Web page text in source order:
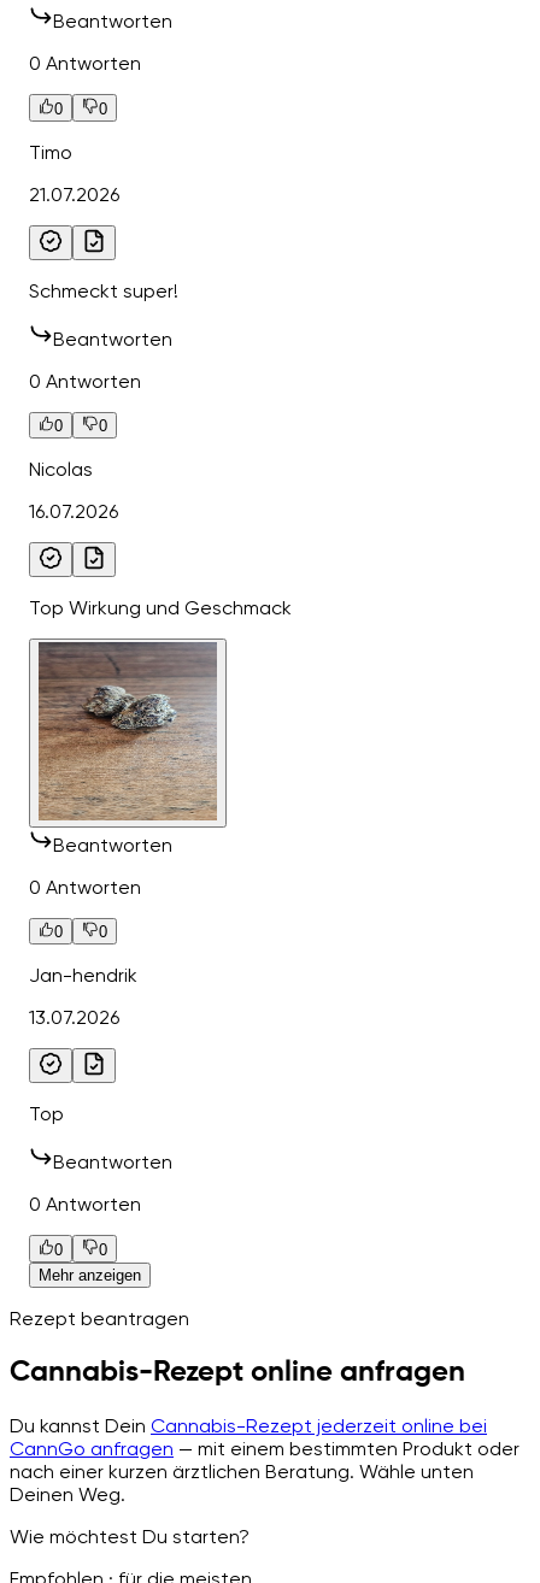
Beantworten
0 Antworten
0 0
Timo
21.07.2026
Schmeckt super!
Beantworten
0 Antworten
0 0
Nicolas
16.07.2026
Top Wirkung und Geschmack
Beantworten
0 Antworten
0 0
Jan-hendrik
13.07.2026
Top
Beantworten
0 Antworten
0
0
Mehr anzeigen
Rezept beantragen
Cannabis-Rezept online anfragen
Du kannst Dein Cannabis-Rezept jederzeit online bei
CannGo anfragen — mit einem bestimmten Produkt oder
nach einer kurzen ärztlichen Beratung. Wähle unten
Deinen Weg.
Wie möchtest Du starten?
Empfohlen · für die meisten